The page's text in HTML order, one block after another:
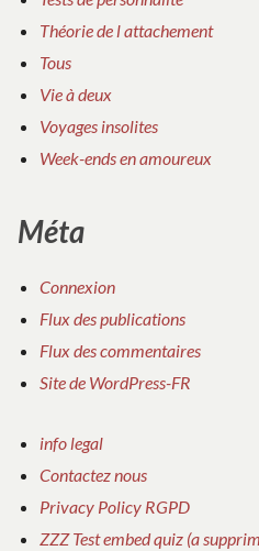
Théorie de l attachement
Tous
Vie à deux
Voyages insolites
Week-ends en amoureux
Méta
Connexion
Flux des publications
Flux des commentaires
Site de WordPress-FR
info legal
Contactez nous
Privacy Policy RGPD
ZZZ Test embed quiz (a